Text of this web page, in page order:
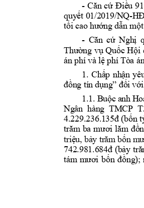
- Căn cứ Điều
quyết 01/2019/NQ-
tối cao hướng dẫn một
- Căn cứ Nghị
Thường vụ Quốc Hội
án phí và lệ phí Tòa
1. Chấp nhận
đồng tín dụng” đối
1.1. Buộc anh
Ngân  hàng  TMCP
4.229.236.135đ (bốn
trăm ba mươi lăm
triệu, bảy trăm bốn m
742.981.684đ (bảy
tám mươi bốn đồng);